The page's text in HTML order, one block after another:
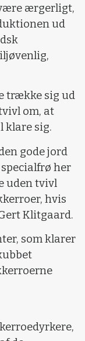
ærgerligt,
ud
trække sig ud
om, at
klare sig.
gode jord
her
uden tvivl
hvis
Klitgaard.
som klarer